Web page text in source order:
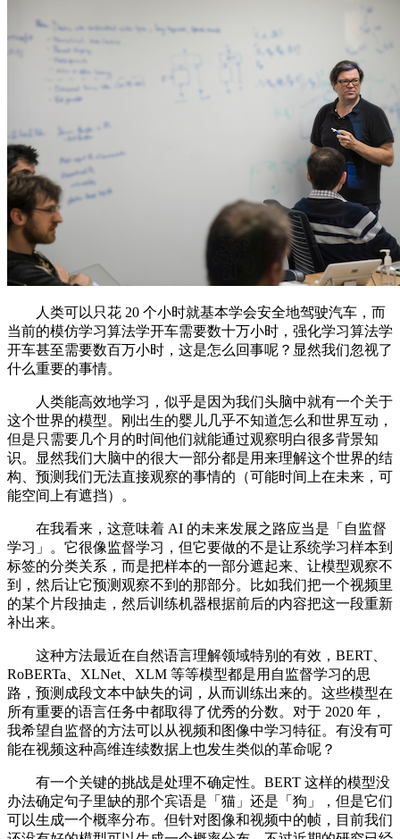
人类可以只花 20 个小时就基本学会安全地驾驶汽车，而
当前的模仿学习算法学开车需要数十万小时，强化学习算法学
开车甚至需要数百万小时，这是怎么回事呢？显然我们忽视了
什么重要的事情。
人类能高效地学习，似乎是因为我们头脑中就有一个关于
这个世界的模型。刚出生的婴儿几乎不知道怎么和世界互动，
但是只需要几个月的时间他们就能通过观察明白很多背景知
识。显然我们大脑中的很大一部分都是用来理解这个世界的结
构、预测我们无法直接观察的事情的（可能时间上在未来，可
能空间上有遮挡）。
在我看来，这意味着 AI 的未来发展之路应当是「自监督
学习」。它很像监督学习，但它要做的不是让系统学习样本到
标签的分类关系，而是把样本的一部分遮起来、让模型观察不
到，然后让它预测观察不到的那部分。比如我们把一个视频里
的某个片段抽走，然后训练机器根据前后的内容把这一段重新
补出来。
这种方法最近在自然语言理解领域特别的有效，BERT、
RoBERTa、XLNet、XLM 等等模型都是用自监督学习的思
路，预测成段文本中缺失的词，从而训练出来的。这些模型在
所有重要的语言任务中都取得了优秀的分数。对于 2020 年，
我希望自监督的方法可以从视频和图像中学习特征。有没有可
能在视频这种高维连续数据上也发生类似的革命呢？
有一个关键的挑战是处理不确定性。BERT 这样的模型没
办法确定句子里缺的那个宾语是「猫」还是「狗」，但是它们
可以生成一个概率分布。但针对图像和视频中的帧，目前我们